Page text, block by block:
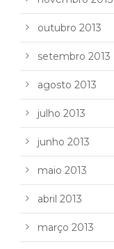
outubro 2013
setembro 2013
agosto 2013
julho 2013
junho 2013
maio 2013
abril 2013
março 2013